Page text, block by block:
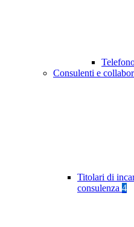
Consulenti e
Titolari di
consulenza 4